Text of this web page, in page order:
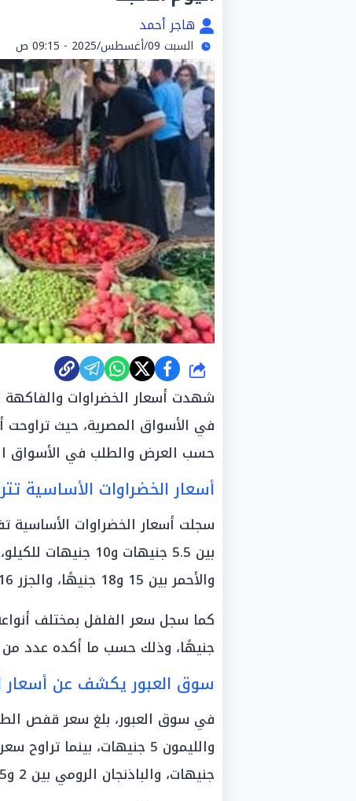
هاجر أحمد
السبت 09/أغسطس/2025 - 09:15 ص
شارك
في الأسواق المصرية، حيث
حسب العرض والطلب في الأسواق
أسعار الخضراوات الأساسية تتراوح بين 5 جنيهات
سجلت أسعار الخضراوات الأساسية
والأحمر بين 15 و18 جنيهًا، والجزر 16 جنيهًا، بينما بلغ سعر البطاطس 15 جنيهًا.
جنيهًا، وذلك حسب ما أكده عدد من
سوق العبور يكشف عن أسعار
جنيهات، والباذنجان الرومي بين 2 و5 جنيهات.